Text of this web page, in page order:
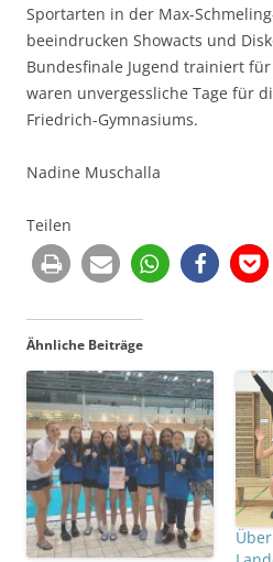
Sportarten in der Max-
beeindrucken Showacts und
Bundesfinale Jugend trainiert
waren unvergessliche Tage für
Friedrich-Gymnasiums.
Nadine Muschalla
Teilen
Ähnliche Beiträge